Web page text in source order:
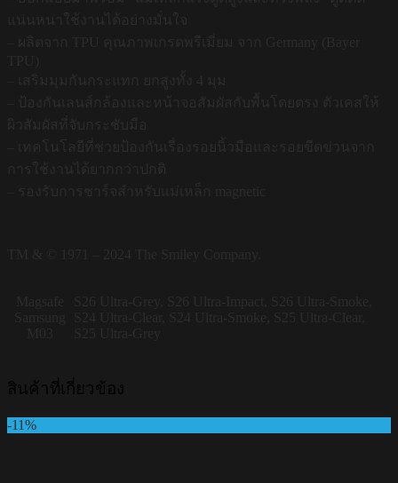
สินค้าที่เกี่ยวข้อง
-11%